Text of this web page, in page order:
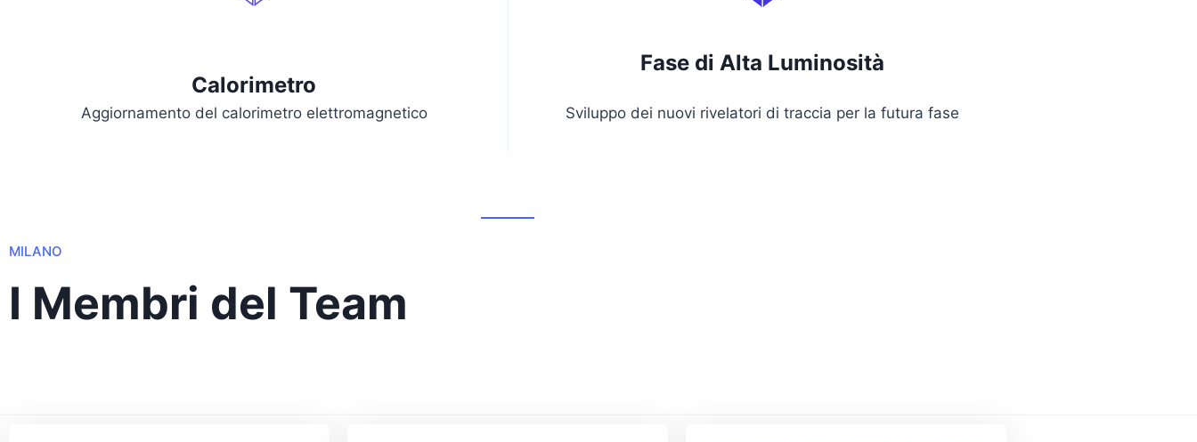
Calorimetro
Aggiornamento del calorimetro elettromagnetico
Fase di Alta Luminosità
Sviluppo dei nuovi rivelatori di traccia per la futura fase
MILANO
I Membri del Team